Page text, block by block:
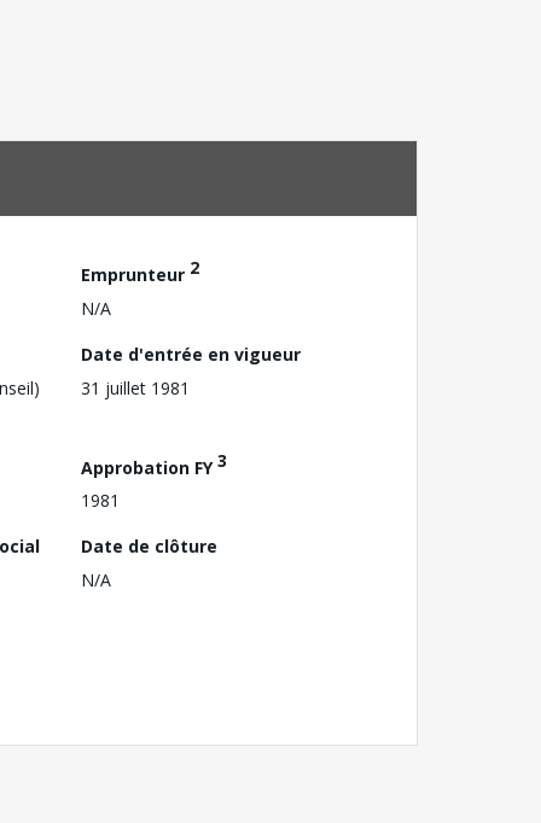
Emprunteur 2
N/A
Date d'entrée en vigueur
31 juillet 1981
Approbation FY3
1981
Date de clôture
N/A